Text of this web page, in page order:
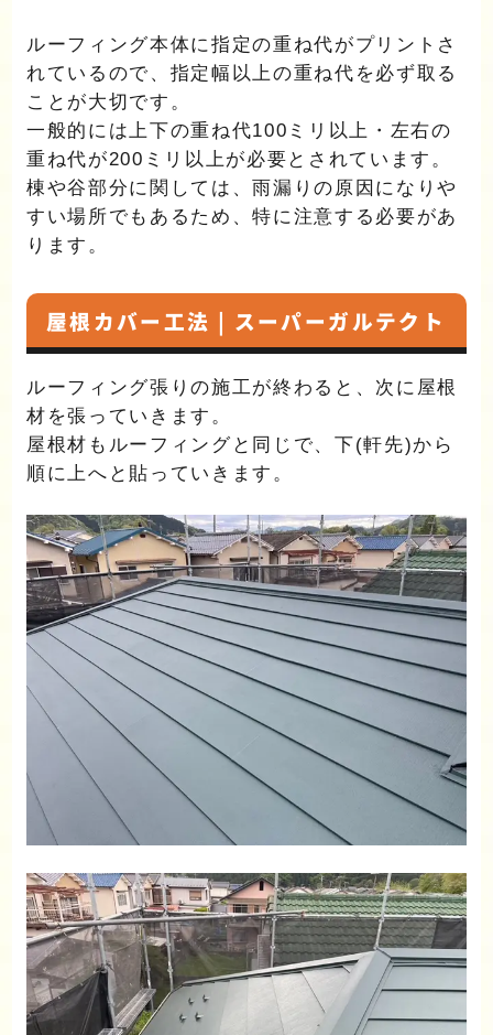
ルーフィング本体に指定の重ね代がプリントさ
れているので、指定幅以上の重ね代を必ず取る
ことが大切です。
一般的には上下の重ね代100ミリ以上・左右の
重ね代が200ミリ以上が必要とされています。
棟や谷部分に関しては、雨漏りの原因になりや
すい場所でもあるため、特に注意する必要があ
ります。
屋根カバー工法 | スーパーガルテクト
ルーフィング張りの施工が終わると、次に屋根
材を張っていきます。
屋根材もルーフィングと同じで、下(軒先)から
順に上へと貼っていきます。